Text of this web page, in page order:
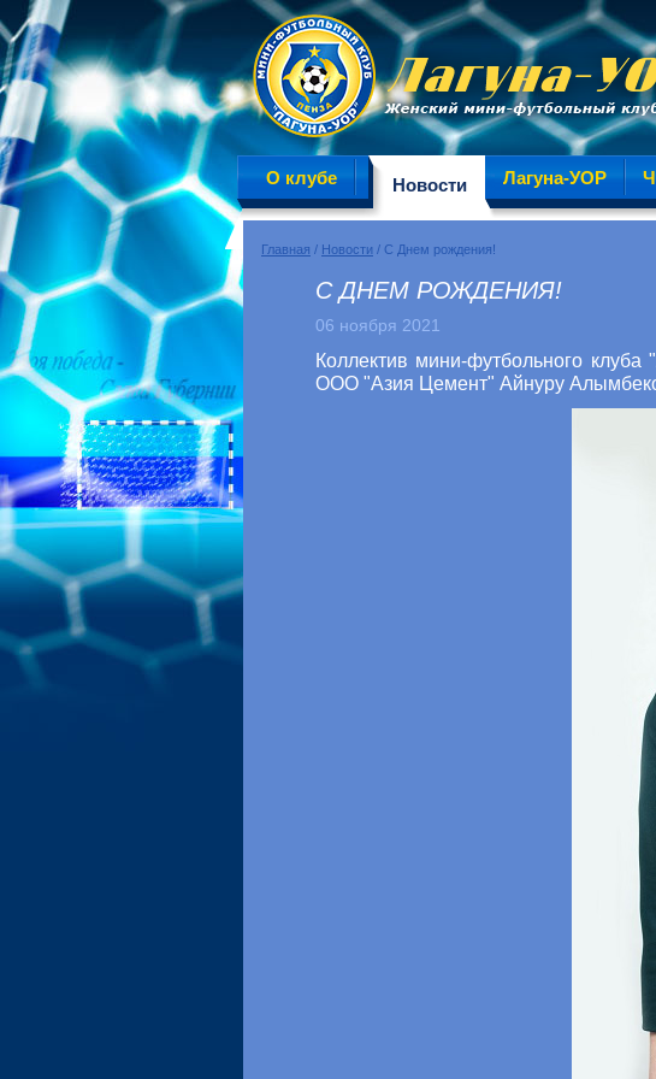
О клубе Новости Лагуна-УОР
Главная / Новости / С Днем рождения!
С ДНЕМ РОЖДЕНИЯ!
06 ноября 2021
Коллектив мини-футбольного
ООО "Азия Цемент" Айнуру